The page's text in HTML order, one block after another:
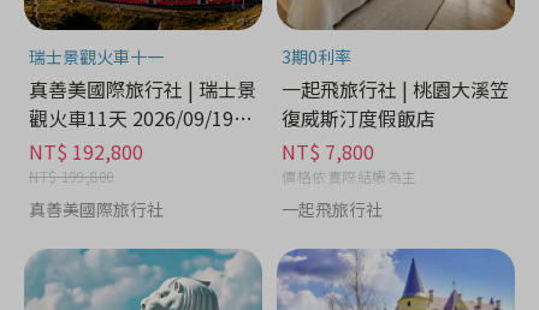
瑞士景觀火車十一
真善美國際旅行社 | 瑞士景
觀火車11天 2026/09/19出
發 - 娛樂休閒分期
NT$ 192,800
NT$ 199,800
真善美國際旅行社
3期0利率
一起飛旅行社 | 桃園大溪笠
復威斯汀度假飯店
NT$ 7,800
價格依實際結帳為主
一起飛旅行社